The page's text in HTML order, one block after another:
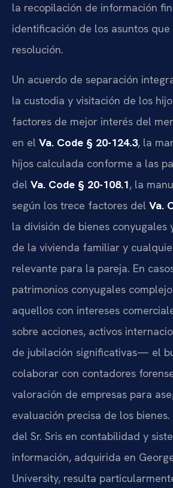
la recopilación de información
identificación de los asuntos que
resolución.
Un acuerdo de separación
la custodia y visitación de los
factores de mejor interés del
en el Va. Code § 20-124.3, la
hijos calculada conforme a las
del Va. Code § 20-108.1, la
según los trece factores del Va.
la división de bienes conyugales
de la vivienda familiar y
relevante para la pareja. En
patrimonios conyugales
aquellos con intereses
sobre acciones, activos
de jubilación significativas— el
colaborar con contadores
valoración de empresas para
evaluación precisa de los
del Sr. Sris en contabilidad y
información, adquirida en
University, resulta